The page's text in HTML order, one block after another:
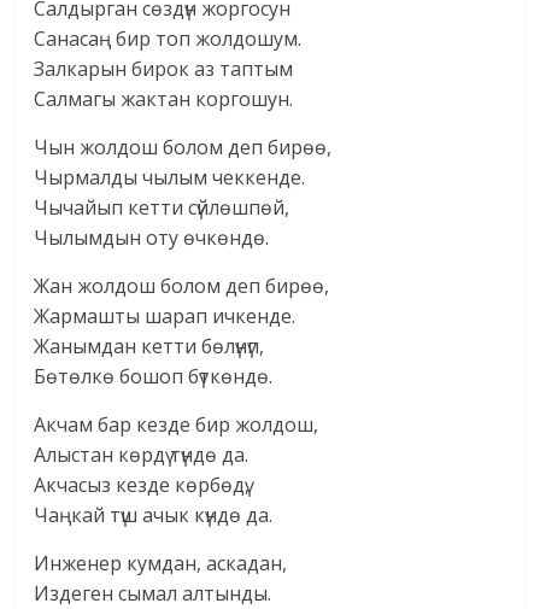
Салдырган сөздүн жоргосун
Санасаң бир топ жолдошум.
Залкарын бирок аз таптым
Салмагы жактан коргошун.
Чын жолдош болом деп бирөө,
Чырмалды чылым чеккенде.
Чычайып кетти сүйлөшпөй,
Чылымдын оту өчкөндө.
Жан жолдош болом деп бирөө,
Жармашты шарап ичкенде.
Жанымдан кетти бөлүнүп,
Бөтөлкө бошоп бүткөндө.
Акчам бар кезде бир жолдош,
Алыстан көрдү түндө да.
Акчасыз кезде көрбөдү,
Чаңкай түш ачык күндө да.
Инженер кумдан, аскадан,
Издеген сымал алтынды.